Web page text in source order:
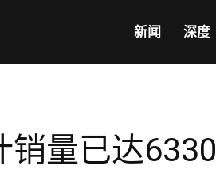
新闻 深度
销量已达6330